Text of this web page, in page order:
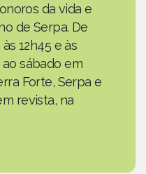
da vida e
de Serpa. De
12h45 e às
sábado em
Forte, Serpa e
revista, na